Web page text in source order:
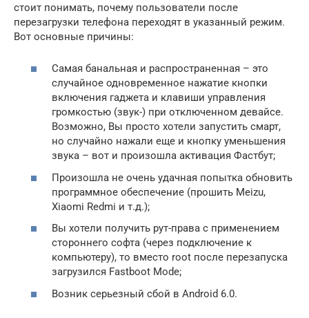
стоит понимать, почему пользователи после
перезагрузки телефона переходят в указанный режим.
Вот основные причины:
Самая банальная и распространенная – это
случайное одновременное нажатие кнопки
включения гаджета и клавиши управления
громкостью (звук-) при отключенном девайсе.
Возможно, Вы просто хотели запустить смарт,
но случайно нажали еще и кнопку уменьшения
звука – вот и произошла активация Фастбут;
Произошла не очень удачная попытка обновить
программное обеспечение (прошить Meizu,
Xiaomi Redmi и т.д.);
Вы хотели получить рут-права с применением
стороннего софта (через подключение к
компьютеру), то вместо root после перезапуска
загрузился Fastboot Mode;
Возник серьезный сбой в Android 6.0.